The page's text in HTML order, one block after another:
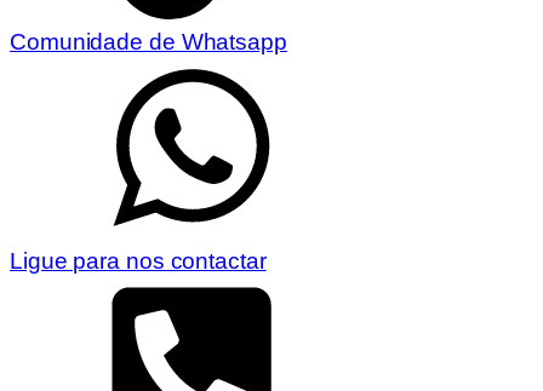
Comunidade de Whatsapp
Ligue para nos contactar